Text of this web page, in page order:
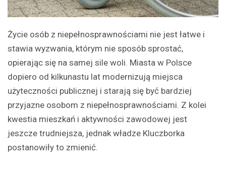
Życie osób z niepełnosprawnościami nie jest łatwe i
stawia wyzwania, którym nie sposób sprostać,
opierając się na samej sile woli. Miasta w Polsce
dopiero od kilkunastu lat modernizują miejsca
użyteczności publicznej i starają się być bardziej
przyjazne osobom z niepełnosprawnościami. Z kolei
kwestia mieszkań i aktywności zawodowej jest
jeszcze trudniejsza, jednak władze Kluczborka
postanowiły to zmienić.